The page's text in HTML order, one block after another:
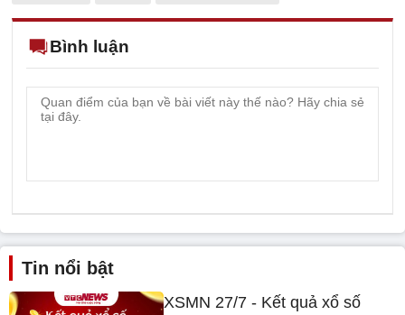
Bình luận
Tin nổi bật
XSMN 27/7 - Kết quả xổ số